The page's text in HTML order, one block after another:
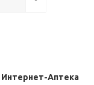
Интернет-Аптека